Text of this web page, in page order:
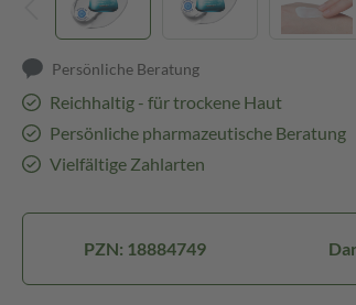
Persönliche Beratung
Reichhaltig - für trockene Haut
Persönliche pharmazeutische Beratung
Vielfältige Zahlarten
PZN: 18884749